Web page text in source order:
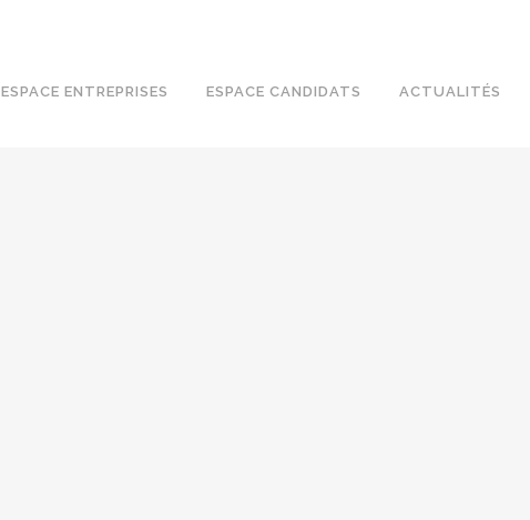
ESPACE ENTREPRISES ESPACE CANDIDATS ACTUALITÉS